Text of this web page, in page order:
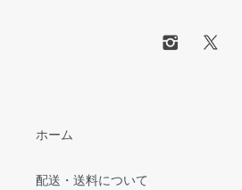
ホーム
配送・送料について